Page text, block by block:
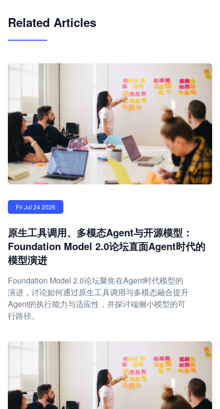
Related Articles
Fri Jul 24 2026
原生工具调用、多模态Agent与开源模型：
Foundation Model 2.0论坛直面Agent时代的
模型演进
Foundation Model 2.0论坛聚焦在Agent时代模型的
演进，讨论如何通过原生工具调用与多模态融合提升
Agent的执行能力与适应性，并探讨端侧小模型的可
行路径。